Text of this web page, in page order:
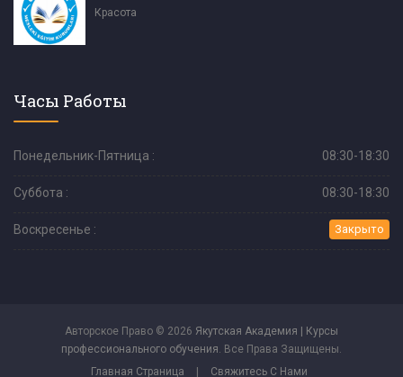
Красота
Часы Работы
Понедельник-Пятница : 08:30-18:30
Суббота : 08:30-18:30
Воскресенье : Закрыто
Авторское Право © 2026 Якутская Академия | Курсы
профессионального обучения. Все Права Защищены.
Главная Страница
| Свяжитесь С Нами